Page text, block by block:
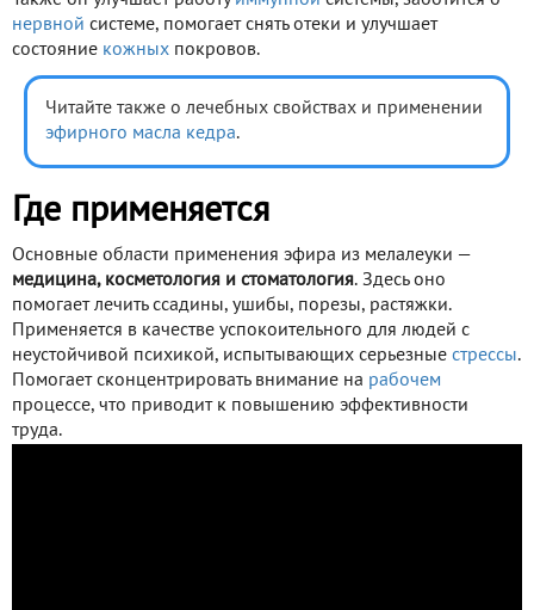
нервной системе, помогает снять отеки и улучшает
состояние кожных покровов.
Читайте также о лечебных свойствах и применении
эфирного масла кедра.
Где применяется
Основные области применения эфира из мелалеуки —
медицина, косметология и стоматология. Здесь оно
помогает лечить ссадины, ушибы, порезы, растяжки.
Применяется в качестве успокоительного для людей с
неустойчивой психикой, испытывающих серьезные стрессы.
Помогает сконцентрировать внимание на рабочем
процессе, что приводит к повышению эффективности
труда.